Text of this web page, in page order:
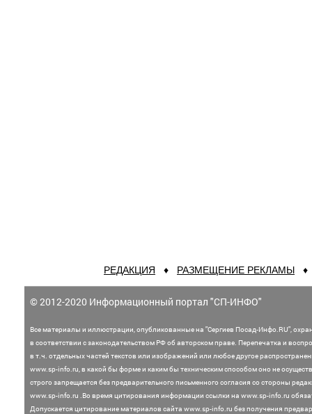
РЕДАКЦИЯ ♦ РАЗМЕЩЕНИЕ РЕКЛАМЫ
© 2012-2020 Информационный портал "СП-ИНФО"
Все материалы и иллюстрации,опубликованные на "Сергиев Посад-Инфо.RU",
в соответствии с законодательством РФ об авторском праве. Перепечатка и
в т.ч. отдельных частей текстов или изображений или любое другое
www.sp-info.ru, в какой бы форме и каким бы техническим способом оно не
строго запрещается без предварительного письменного согласия со стороны
www.sp-info.ru .Во время цитирования информации ссылки на www.sp-info.ru
Допускается цитирование материалов сайта www.sp-info.ru без получения